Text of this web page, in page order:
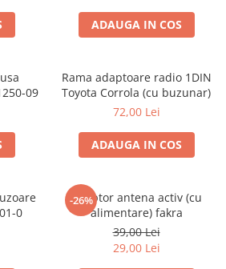
ADAUGA IN COS
09
Rama adaptoare radio 1DIN
Toyota Corrola (cu buzunar)
72,00 Lei
ADAUGA IN COS
0
-26%
Adaptor antena activ (cu
alimentare) fakra
39,00 Lei
29,00 Lei